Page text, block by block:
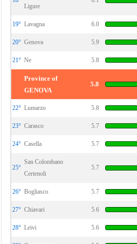
Ligure
19° Lavagna 6.0
20° Genova 5.9
21° Ne 5.8
Province of
GENOVA
5.8
22° Lumarzo 5.8
23° Carasco 5.7
24° Casella 5.7
25°
San Colombano
Certenoli
5.7
26° Bogliasco 5.7
27° Chiavari 5.6
28° Leivi 5.6